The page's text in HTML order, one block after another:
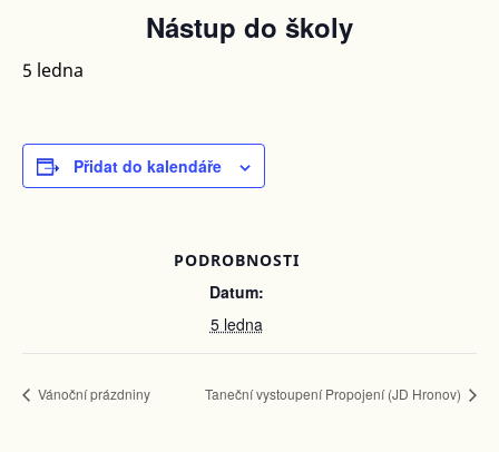
Nástup do školy
5 ledna
Přidat do kalendáře
PODROBNOSTI
Datum:
5 ledna
Vánoční prázdniny Taneční vystoupení Propojení (JD Hronov)